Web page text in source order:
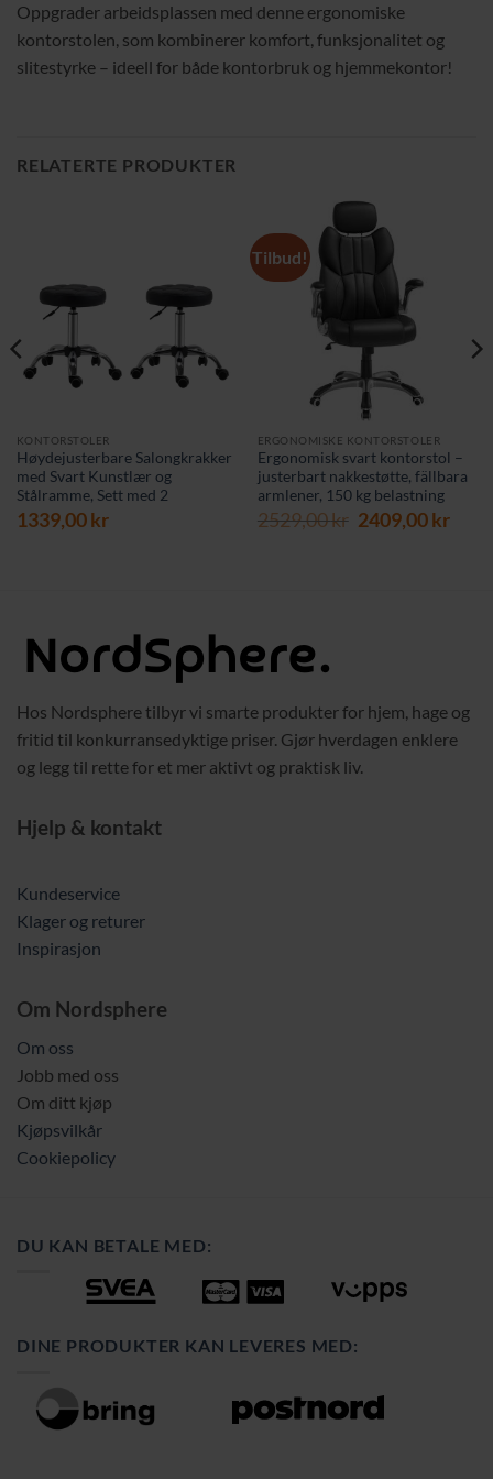
Oppgrader arbeidsplassen med denne ergonomiske
kontorstolen, som kombinerer komfort, funksjonalitet og
slitestyrke – ideell for både kontorbruk og hjemmekontor!
RELATERTE PRODUKTER
KONTORSTOLER
Høydejusterbare Salongkrakker
med Svart Kunstlær og
Stålramme, Sett med 2
1339,00kr
Tilbud!
ERGONOMISKE KONTORSTOLER
Ergonomisk svart kontorstol –
justerbart nakkestøtte, fällbara
armlener, 150 kg belastning
2529,00kr Opprinnelig
2409,00kr
Hos Nordsphere tilbyr vi smarte produkter for hjem, hage og
fritid til konkurransedyktige priser. Gjør hverdagen enklere
og legg til rette for et mer aktivt og praktisk liv.
Hjelp & kontakt
Kundeservice
Klager og returer
Inspirasjon
Om Nordsphere
Om oss
Jobb med oss
Om ditt kjøp
Kjøpsvilkår
Cookiepolicy
DU KAN BETALE MED:
DINE PRODUKTER KAN LEVERES MED: